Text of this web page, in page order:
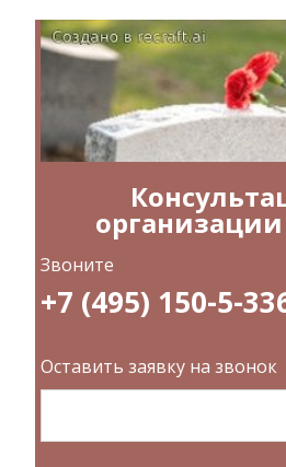
Звоните
+7 (495) 150-5-
Оставить заявку на звонок